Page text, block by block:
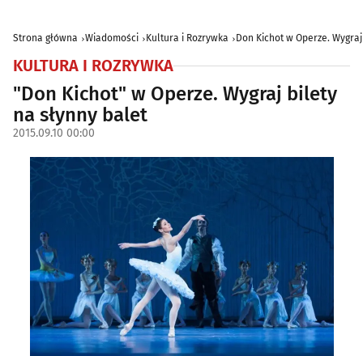
Strona główna Wiadomości Kultura i Rozrywka Don Kichot w Operze.
KULTURA I ROZRYWKA
"Don Kichot" w Operze. Wygraj bilety
na słynny balet
2015.09.10 00:00